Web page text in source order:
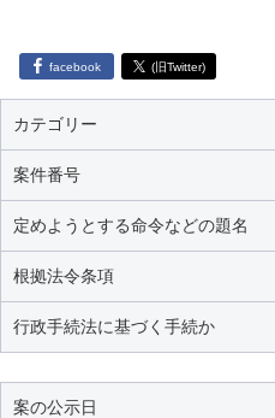
facebook (旧Twitter)
カテゴリー
案件番号
定めようとする命令などの題名
根拠法令条項
行政手続法に基づく手続か
案の公示日